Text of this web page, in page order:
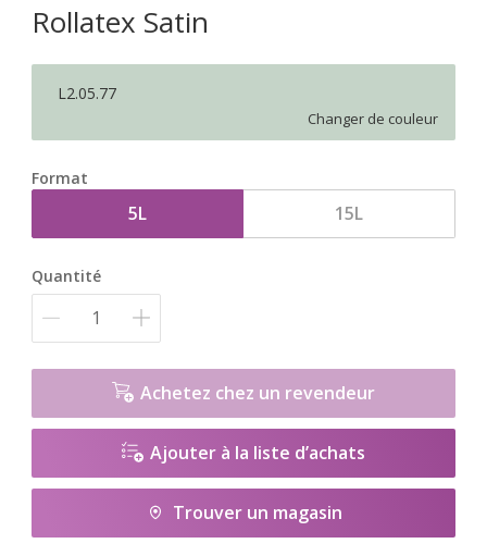
Rollatex Satin
L2.05.77
Changer de couleur
Format
5L 15L
Quantité
Achetez chez un revendeur
Ajouter à la liste d’achats
Trouver un magasin